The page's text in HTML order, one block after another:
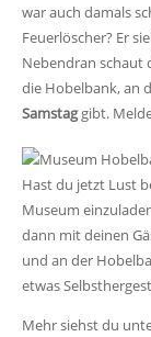
war auch damals
Feuerlöscher? Er
Nebendran schaut
die Hobelbank, an
Samstaggibt.
Hast du jetzt Lust
Museum
dann mit deinen
und an der
etwas
Mehr siehst du